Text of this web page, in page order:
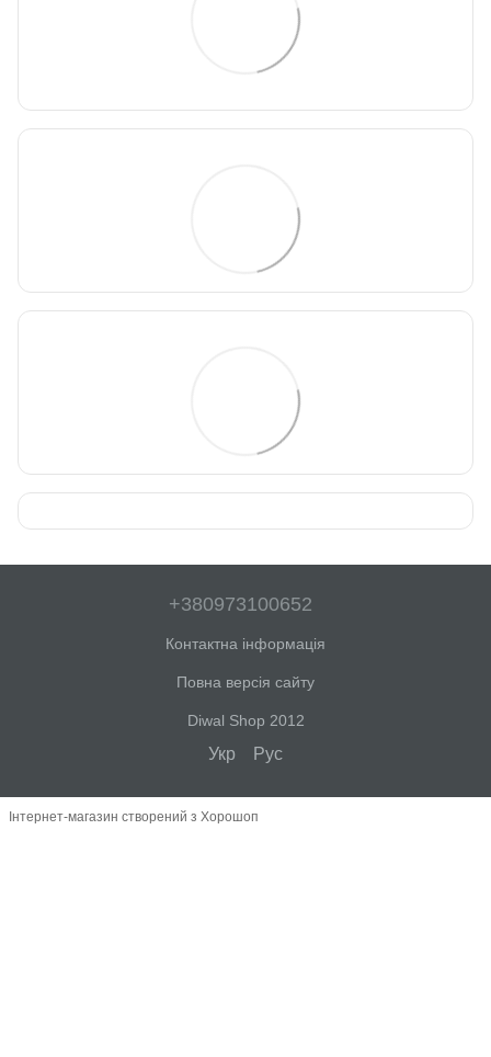
+380973100652
Контактна інформація
Повна версія сайту
Diwal Shop 2012
Укр Рус
Інтернет-магазин створений з Хорошоп